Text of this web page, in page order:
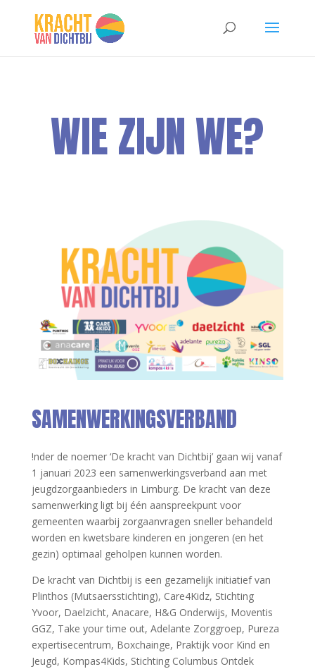
WIE ZIJN WE?
SAMENWERKINGSVERBAND
!nder de noemer ‘De kracht van Dichtbij’ gaan wij vanaf
1 januari 2023 een samenwerkingsverband aan met
jeugdzorgaanbieders in Limburg. De kracht van deze
samenwerking ligt bij één aanspreekpunt voor
gemeenten waarbij zorgaanvragen sneller behandeld
worden en kwetsbare kinderen en jongeren (en het
gezin) optimaal geholpen kunnen worden.
De kracht van Dichtbij is een gezamelijk initiatief van
Plinthos (Mutsaersstichting), Care4Kidz, Stichting
Yvoor, Daelzicht, Anacare, H&G Onderwijs, Moventis
GGZ, Take your time out, Adelante Zorggroep, Pureza
expertisecentrum, Boxchainge, Praktijk voor Kind en
Jeugd, Kompas4Kids, Stichting Columbus Ontdek